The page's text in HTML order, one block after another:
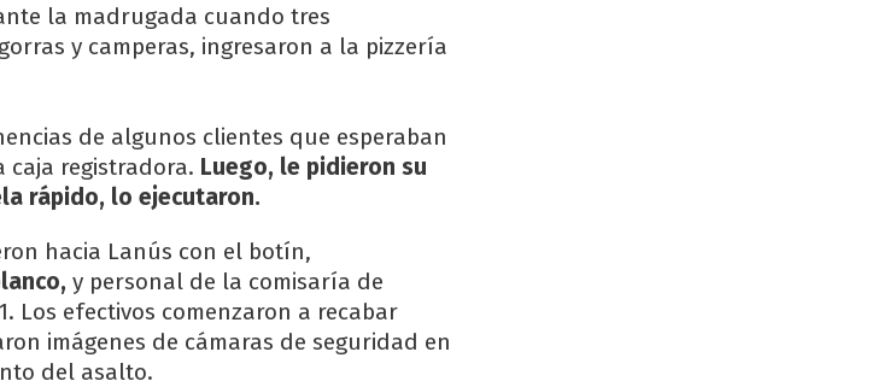
la madrugada cuando tres
y camperas, ingresaron a la pizzería
de algunos clientes que esperaban
registradora. Luego, le pidieron su
rápido, lo ejecutaron.
hacia Lanús con el botín,
y personal de la comisaría de
Los efectivos comenzaron a recabar
imágenes de cámaras de seguridad en
del asalto.